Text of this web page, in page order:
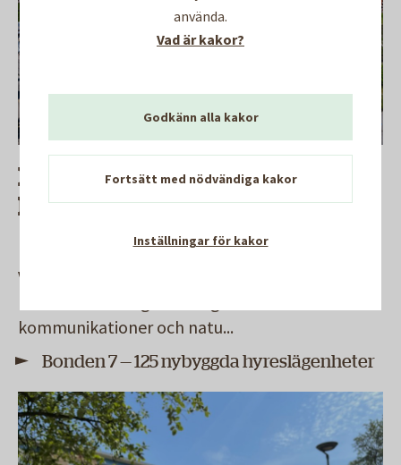
använda.
Vad är kakor?
Godkänn alla kakor
Fortsätt med nödvändiga kakor
Inställningar för kakor
Bonden 7 — 125 nybyggda
hyreslägenheter, Trångsund
- PÅGÅENDE
Vi bygger 125 hyreslägenheter i kvarteret
kommunikationer och natu...
Bonden 7 — 125 nybyggda hyreslägenheter